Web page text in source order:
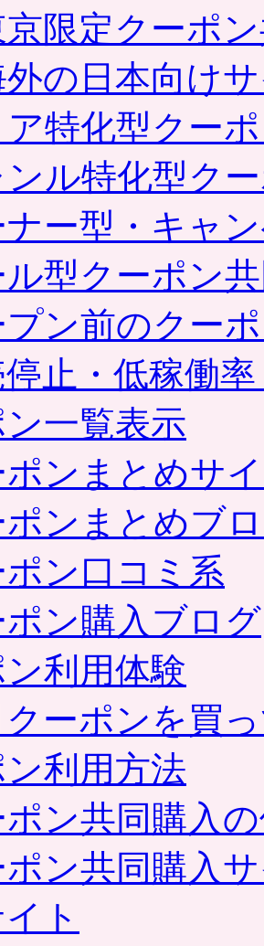
京限定クーポ
の日本向け
ア特化型クー
ンル特化型ク
ナー型・キャ
ル型クーポン
プン前のクー
止・低稼働
一覧表示
ポンまとめサ
ポンまとめブ
ポン口コミ系
ポン購入ブログ
利用体験
ーポンを買
利用方法
ポン共同購入
ポン共同購入
ト